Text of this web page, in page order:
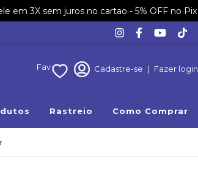
em 3X sem juros no cartao - 5% OFF no Pix
Fav Cadastre-se | Fazer login
Rastreio Como Comprar